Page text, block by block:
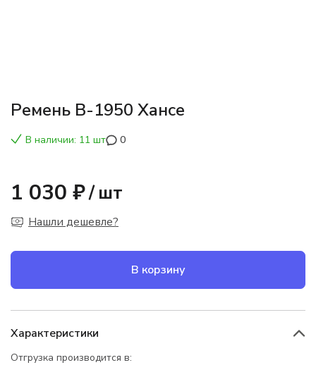
Ремень В-1950 Хансе
В наличии: 11 шт 0
1 030 ₽/ шт
Нашли дешевле?
В корзину
Характеристики
Отгрузка производится в: